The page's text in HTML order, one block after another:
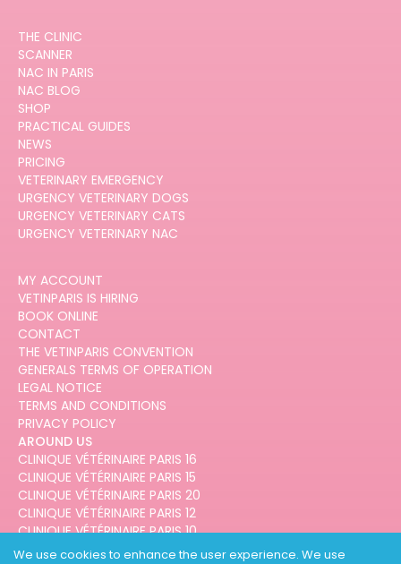
We use cookies to enhance the user experience. We use
THE CLINIC
SCANNER
NAC IN PARIS
NAC BLOG
SHOP
PRACTICAL GUIDES
NEWS
PRICING
VETERINARY EMERGENCY
URGENCY VETERINARY DOGS
URGENCY VETERINARY CATS
URGENCY VETERINARY NAC
MY ACCOUNT
VETINPARIS IS HIRING
BOOK ONLINE
CONTACT
THE VETINPARIS CONVENTION
GENERALS TERMS OF OPERATION
LEGAL NOTICE
TERMS AND CONDITIONS
PRIVACY POLICY
AROUND US
CLINIQUE VÉTÉRINAIRE PARIS 16
CLINIQUE VÉTÉRINAIRE PARIS 15
CLINIQUE VÉTÉRINAIRE PARIS 20
CLINIQUE VÉTÉRINAIRE PARIS 12
CLINIQUE VÉTÉRINAIRE PARIS 10
CLINIQUE VÉTÉRINAIRE PARIS 3